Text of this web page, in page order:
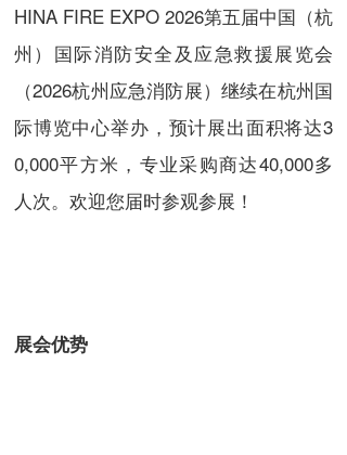
HINA FIRE EXPO 2026第五届中国（杭
州）国际消防安全及应急救援展览会
（2026杭州应急消防展）继续在杭州国
际博览中心举办，预计展出面积将达3
0,000平方米，专业采购商达40,000多
人次。欢迎您届时参观参展！
展会优势